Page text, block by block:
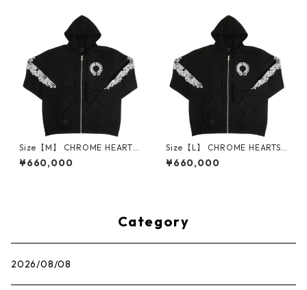
Size【M】 CHROME HEARTS
クロム・ハーツ HORSESHOE
FULL ZIP HOODIE BLACK ジ
¥660,000
Size【L】 CHROME HEARTS
クロム・ハーツ HORSESHOE
FULL ZIP HOODIE BLACK ジ
¥660,000
Category
2026/08/08